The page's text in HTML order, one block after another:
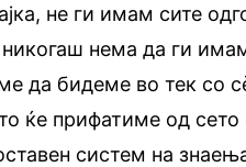
не ги имам сите
никогаш нема да ги
да бидеме во тек со
ќе прифатиме од
систем на